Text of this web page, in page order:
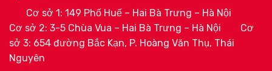
Cơ sở 1: 149 Phố Huế – Hai Bà Trưng – Hà Nội
Cơ sở 2: 3-5 Chùa Vua – Hai Bà Trưng – Hà Nội
Cơ
sở 3: 654 đường Bắc Kạn, P. Hoàng Văn Thụ, Thái
Nguyên